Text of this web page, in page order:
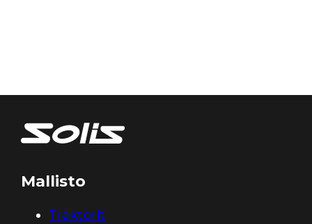
Mallisto
Traktorit